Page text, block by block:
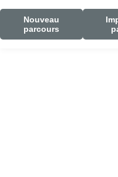
Nouveau
parcours